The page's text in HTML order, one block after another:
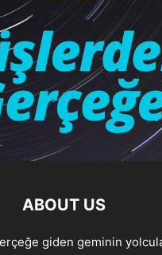
ABOUT US
giden geminin